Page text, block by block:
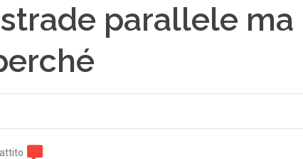
parallele ma